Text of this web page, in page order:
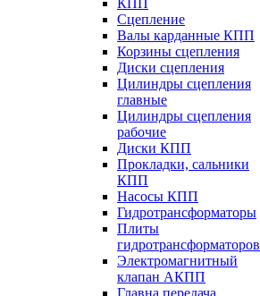
КПП
Сцепление
Валы карданные КПП
Корзины сцепления
Диски сцепления
Цилиндры сцепления
главные
Цилиндры сцепления
рабочие
Диски КПП
Прокладки, сальники
КПП
Насосы КПП
Гидротрансформаторы
Плиты
гидротрансформаторов
Электромагнитный
клапан АКПП
Главна передача,